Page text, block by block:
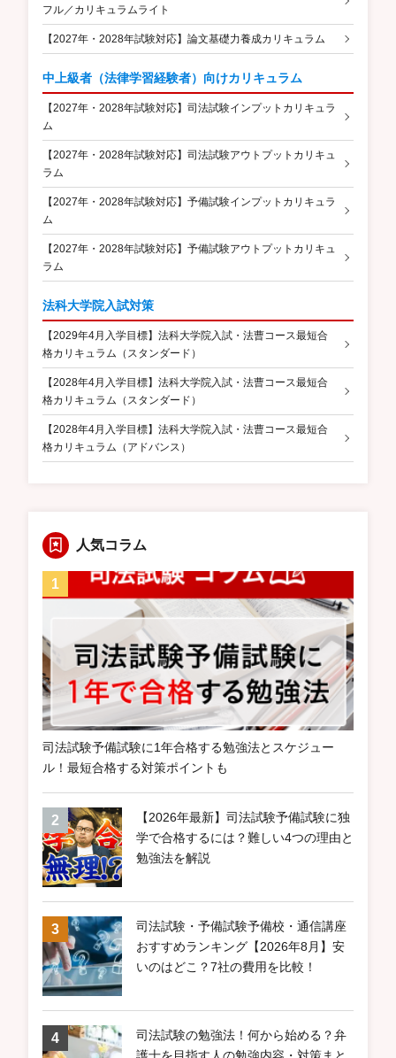
フル／カリキュラムライト
【2027年・2028年試験対応】論文基礎力養成カリキュラム
中上級者（法律学習経験者）向けカリキュラム
【2027年・2028年試験対応】司法試験インプットカリキュラ
ム
【2027年・2028年試験対応】司法試験アウトプットカリキュ
ラム
【2027年・2028年試験対応】予備試験インプットカリキュラ
ム
【2027年・2028年試験対応】予備試験アウトプットカリキュ
ラム
法科大学院入試対策
【2029年4月入学目標】法科大学院入試・法曹コース最短合
格カリキュラム（スタンダード）
【2028年4月入学目標】法科大学院入試・法曹コース最短合
格カリキュラム（スタンダード）
【2028年4月入学目標】法科大学院入試・法曹コース最短合
格カリキュラム（アドバンス）
人気コラム
司法試験予備試験に1年合格する勉強法とスケジュー
ル！最短合格する対策ポイントも
【2026年最新】司法試験予備試験に独
学で合格するには？難しい4つの理由と
勉強法を解説
司法試験・予備試験予備校・通信講座
おすすめランキング【2026年8月】安
いのはどこ？7社の費用を比較！
司法試験の勉強法！何から始める？弁